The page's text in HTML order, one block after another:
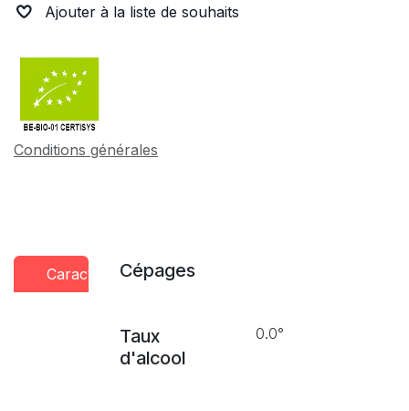
Ajouter à la liste de souhaits
Conditions générales
CaractéristiquesCépages
Taux
d'alcool
0.0°